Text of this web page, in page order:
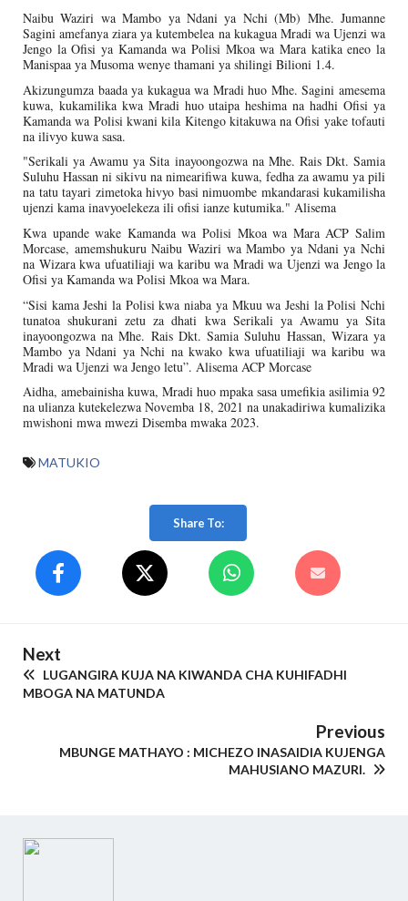
Naibu Waziri wa Mambo ya Ndani ya Nchi (Mb) Mhe. Jumanne
Sagini amefanya ziara ya kutembelea na kukagua Mradi wa Ujenzi wa
Jengo la Ofisi ya Kamanda wa Polisi Mkoa wa Mara katika eneo la
Manispaa ya Musoma wenye thamani ya shilingi Bilioni 1.4.
Akizungumza baada ya kukagua wa Mradi huo Mhe. Sagini amesema
kuwa, kukamilika kwa Mradi huo utaipa heshima na hadhi Ofisi ya
Kamanda wa Polisi kwani kila Kitengo kitakuwa na Ofisi yake tofauti
na ilivyo kuwa sasa.
"Serikali ya Awamu ya Sita inayoongozwa na Mhe. Rais Dkt. Samia
Suluhu Hassan ni sikivu na nimearifiwa kuwa, fedha za awamu ya pili
na tatu tayari zimetoka hivyo basi nimuombe mkandarasi kukamilisha
ujenzi kama inavyoelekeza ili ofisi ianze kutumika." Alisema
Kwa upande wake Kamanda wa Polisi Mkoa wa Mara ACP Salim
Morcase, amemshukuru Naibu Waziri wa Mambo ya Ndani ya Nchi
na Wizara kwa ufuatiliaji wa karibu wa Mradi wa Ujenzi wa Jengo la
Ofisi ya Kamanda wa Polisi Mkoa wa Mara.
“Sisi kama Jeshi la Polisi kwa niaba ya Mkuu wa Jeshi la Polisi Nchi
tunatoa shukurani zetu za dhati kwa Serikali ya Awamu ya Sita
inayoongozwa na Mhe. Rais Dkt. Samia Suluhu Hassan, Wizara ya
Mambo ya Ndani ya Nchi na kwako kwa ufuatiliaji wa karibu wa
Mradi wa Ujenzi wa Jengo letu”. Alisema ACP Morcase
Aidha, amebainisha kuwa, Mradi huo mpaka sasa umefikia asilimia 92
na ulianza kutekelezwa Novemba 18, 2021 na unakadiriwa kumalizika
mwishoni mwa mwezi Disemba mwaka 2023.
MATUKIO
Share To:
Next
LUGANGIRA KUJA NA KIWANDA CHA KUHIFADHI
MBOGA NA MATUNDA
Previous
MBUNGE MATHAYO : MICHEZO INASAIDIA KUJENGA
MAHUSIANO MAZURI.